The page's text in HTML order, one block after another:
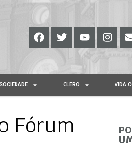
CLERO VIDA
Fórum